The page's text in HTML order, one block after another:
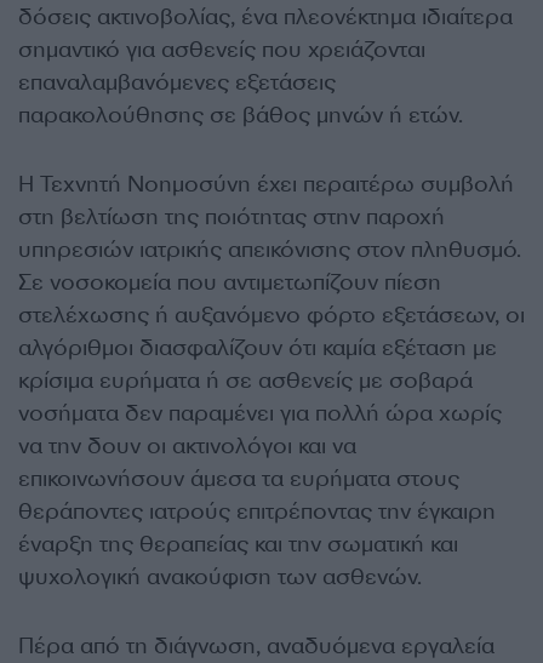
δόσεις ακτινοβολίας, ένα πλεονέκτημα ιδιαίτερα
σημαντικό για ασθενείς που χρειάζονται
επαναλαμβανόμενες εξετάσεις
παρακολούθησης σε βάθος μηνών ή ετών.
Η Τεχνητή Νοημοσύνη έχει περαιτέρω συμβολή
στη βελτίωση της ποιότητας στην παροχή
υπηρεσιών ιατρικής απεικόνισης στον πληθυσμό.
Σε νοσοκομεία που αντιμετωπίζουν πίεση
στελέχωσης ή αυξανόμενο φόρτο εξετάσεων, οι
αλγόριθμοι διασφαλίζουν ότι καμία εξέταση με
κρίσιμα ευρήματα ή σε ασθενείς με σοβαρά
νοσήματα δεν παραμένει για πολλή ώρα χωρίς
να την δουν οι ακτινολόγοι και να
επικοινωνήσουν άμεσα τα ευρήματα στους
θεράποντες ιατρούς επιτρέποντας την έγκαιρη
έναρξη της θεραπείας και την σωματική και
ψυχολογική ανακούφιση των ασθενών.
Πέρα από τη διάγνωση, αναδυόμενα εργαλεία